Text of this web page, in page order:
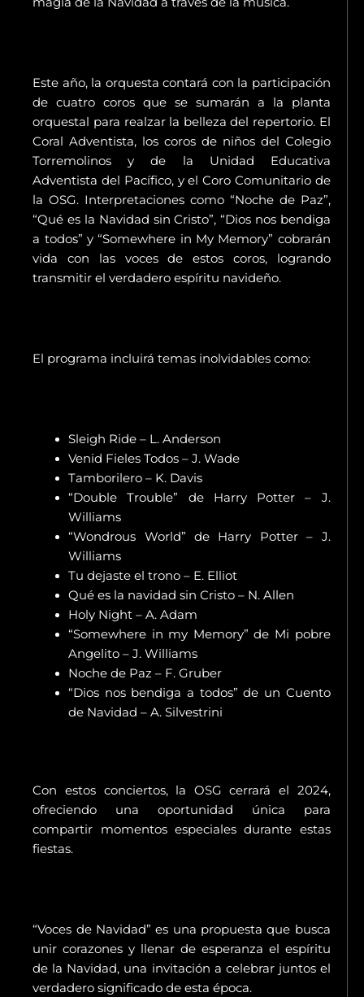
Este año, la orquesta contará con la participación
de cuatro coros que se sumarán a la planta
orquestal para realzar la belleza del repertorio. El
Coral Adventista, los coros de niños del Colegio
Torremolinos y de la Unidad Educativa
Adventista del Pacífico, y el Coro Comunitario de
la OSG. Interpretaciones como “Noche de Paz”,
“Qué es la Navidad sin Cristo”, “Dios nos bendiga
a todos” y “Somewhere in My Memory” cobrarán
vida con las voces de estos coros, logrando
transmitir el verdadero espíritu navideño.
El programa incluirá temas inolvidables como:
Sleigh Ride – L. Anderson
Venid Fieles Todos – J. Wade
Tamborilero – K. Davis
“Double Trouble” de Harry Potter – J.
Williams
“Wondrous World” de Harry Potter – J.
Williams
Tu dejaste el trono – E. Elliot
Qué es la navidad sin Cristo – N. Allen
Holy Night – A. Adam
“Somewhere in my Memory” de Mi pobre
Angelito – J. Williams
Noche de Paz – F. Gruber
“Dios nos bendiga a todos” de un Cuento
de Navidad – A. Silvestrini
Con estos conciertos, la OSG cerrará el 2024,
ofreciendo una oportunidad única para
compartir momentos especiales durante estas
fiestas.
“Voces de Navidad” es una propuesta que busca
unir corazones y llenar de esperanza el espíritu
de la Navidad, una invitación a celebrar juntos el
verdadero significado de esta época.